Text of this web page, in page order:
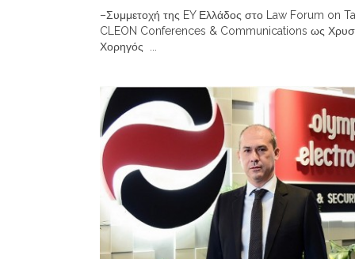
–Συμμετοχή της EY Ελλάδος στο Law Forum on
CLEON Conferences & Communications ως
Χορηγός ...